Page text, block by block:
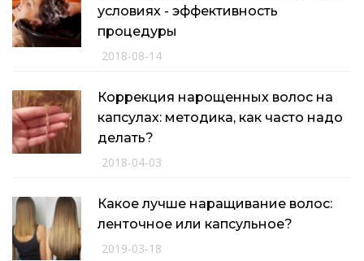
условиях - эффективность
процедуры
2018-08-14
Коррекция нарощенных волос на
капсулах: методика, как часто надо
делать?
2018-04-03
Какое лучше наращивание волос:
ленточное или капсульное?
2019-03-18